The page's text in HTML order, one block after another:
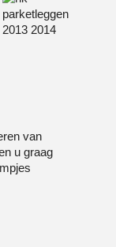
van
u graag